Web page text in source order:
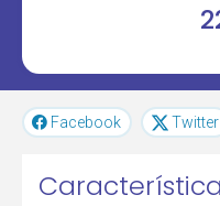
Facebook Twitter